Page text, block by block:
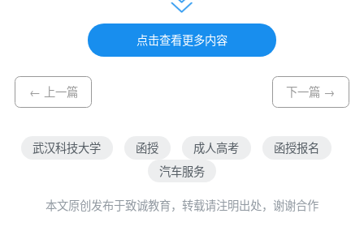
主干学科：机械工程、交通运输工程。
核心知识领域：工程图学、工程力学、机械设计
基础、电工与电子技术基础、汽车构造、汽车理
论、发动机原理、汽车服务工程、汽车电子控制
技术、汽车检测诊断技术、汽车维修工程、汽车
服务 企业管理、汽车服务系统规划、汽车营销、
汽车保险与理赔等。
点击查看更多内容
← 上一篇 下一篇 →
武汉科技大学 函授 成人高考
函授报名
汽车服务
本文原创发布于致诚教育，转载请注明出处，谢谢合作